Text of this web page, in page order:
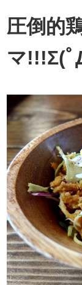
圧倒的
マ!!!Σ(ﾟ